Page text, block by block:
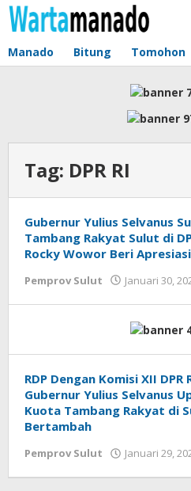
Lewati
ke
Manado Bitung Tomohon
Tag: DPR RI
Gubernur Yulius Selvanus
Tambang Rakyat Sulut di
Rocky Wowor Beri Apresiasi
Pemprov Sulut Januari 30,
RDP Dengan Komisi XII DPR
Gubernur Yulius Selvanus
Kuota Tambang Rakyat di
Bertambah
Pemprov Sulut Januari 29,